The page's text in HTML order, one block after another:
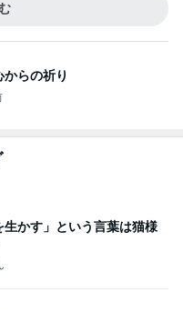
らの祈り
かす」という言葉は猫様